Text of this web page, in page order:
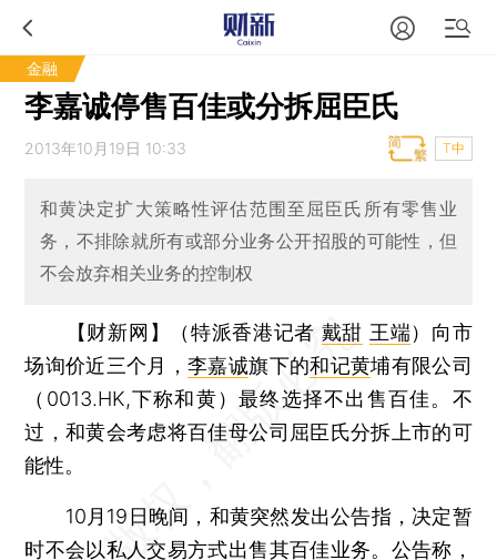
金融
李嘉诚停售百佳或分拆屈臣氏
2013年10月19日 10:33 T中
和黄决定扩大策略性评估范围至屈臣氏所有零售业
务，不排除就所有或部分业务公开招股的可能性，但
不会放弃相关业务的控制权
【财新网】（特派香港记者 戴甜 王端） 向市
场询价近三个月，李嘉诚旗下的和记黄埔有限公司
（0013.HK,下称和黄）最终选择不出售百佳。不
过，和黄会考虑将百佳母公司屈臣氏分拆上市的可
能性。
10月19日晚间，和黄突然发出公告指，决定暂
时不会以私人交易方式出售其百佳业务。公告称，